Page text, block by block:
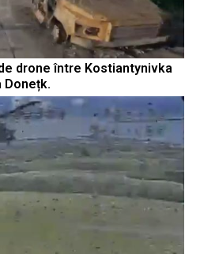
drone între Kostiantynivka
Donețk.